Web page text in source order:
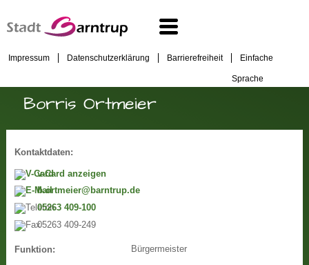
Impressum Datenschutzerklärung Barrierefreiheit Einfache
Sprache
Borris Ortmeier
Kontaktdaten:
v-Card anzeigen
b.ortmeier@barntrup.de
05263 409-100
05263 409-249
Funktion: Bürgermeister